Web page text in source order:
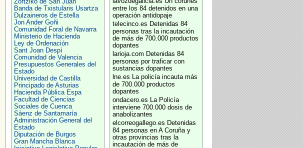
Zortziko de San Juan
Banda de Txistularis Usartza
Dulzaineros de Estella
Jon Ander Goñi
Comunidad Foral de Navarra
Ministerio de Hacienda
Ley de Ordenación
Sant Joan Despí
Comunidad de Valencia
Presupuestos Generales del
Estado
Universidad de Castilla
Principado de Asturias
Hacienda Pública Espa
Facultad de Ciencias
Sociales de Cuenca
Sáenz de Santamaría
Administración General del
Estado
Diputación de Burgos
Gran Mancha Blanca
entre los 84 detenidos en una
operación antidopaje
telecinco.es Detenidas 84
personas tras la incautación
de más de 700.000 productos
dopantes
larioja.com Detenidas 84
personas por traficar con
sustancias dopantes
lne.es La policía incauta más
de 700.000 productos
dopantes
ondacero.es La Policía
interviene 700.000 dosis de
anabolizantes
elcorreogallego.es Detenidas
84 personas en A Coruña y
otras provincias tras la
incautación de más de